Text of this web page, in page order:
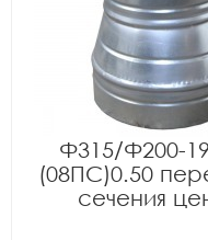
Ф315/Ф200-
(08ПС)0.50
сечения